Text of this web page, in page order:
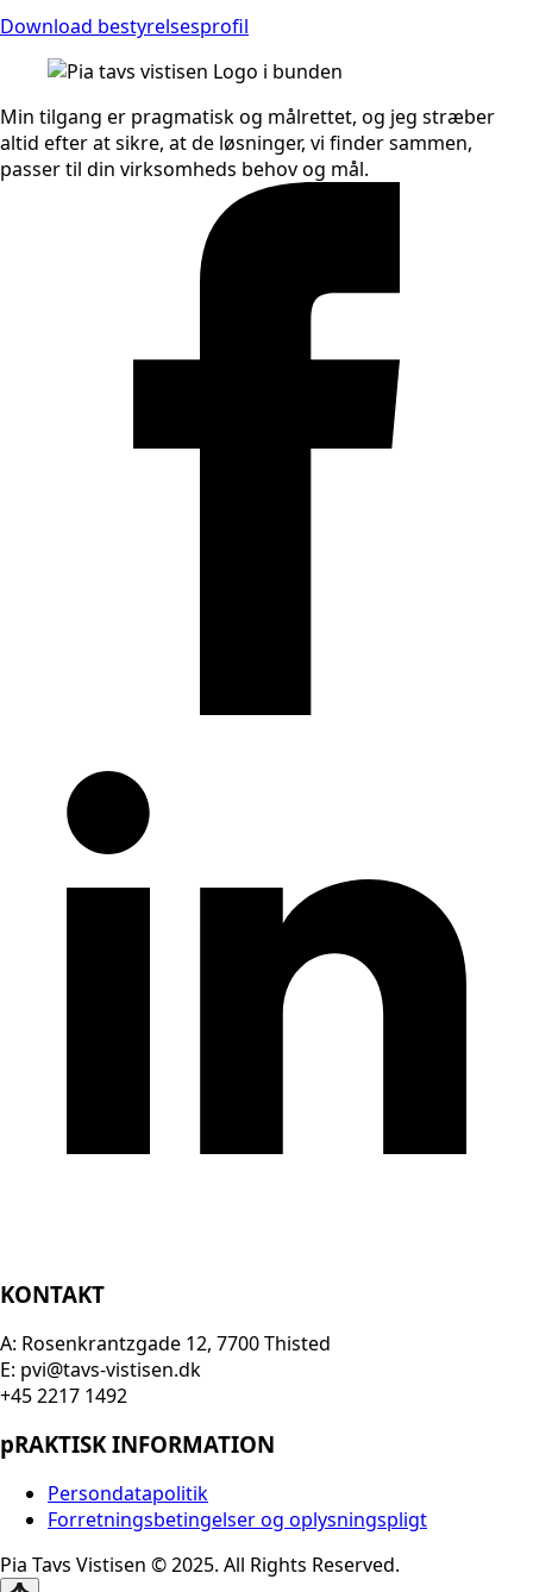
Download bestyrelsesprofil
Min tilgang er pragmatisk og målrettet, og jeg stræber
altid efter at sikre, at de løsninger, vi finder sammen,
passer til din virksomheds behov og mål.
KONTAKT
A: Rosenkrantzgade 12, 7700 Thisted
E: pvi@tavs-vistisen.dk
+45 2217 1492
pRAKTISK INFORMATION
Persondatapolitik
Forretningsbetingelser og oplysningspligt
Pia Tavs Vistisen © 2025. All Rights Reserved.